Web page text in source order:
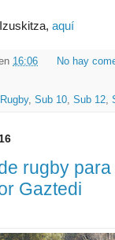
aquí
16:06 No hay
, Sub 10 Sub 12
rugby
Gaztedi